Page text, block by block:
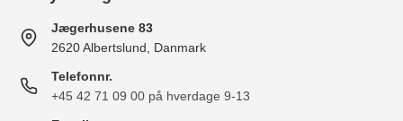
Jægerhusene 83
2620 Albertslund, Danmark
Telefonnr.
+45 42 71 09 00 på hverdage 9-13